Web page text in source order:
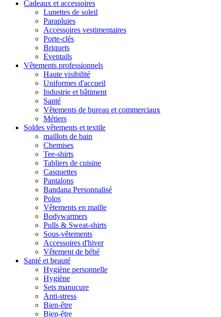
Cadeaux et accessoires
Lunettes de soleil
Parapluies
Accessoires vestimentaires
Porte-clés
Briquets
Eventails
Vêtements professionnels
Haute visibilité
Uniformes d'accueil
Industrie et bâtiment
Santé
Vêtements de bureau et commerciaux
Métiers
Soldes vêtements et textile
maillots de bain
Chemises
Tee-shirts
Tabliers de cuisine
Casquettes
Pantalons
Bandana Personnalisé
Polos
Vêtements en maille
Bodywarmers
Pulls & Sweat-shirts
Sous-vêtements
Accessoires d'hiver
Vêtement de bébé
Santé et beauté
Hygiène personnelle
Hygiène
Sets manucure
Anti-stress
Bien-être
Bien-être